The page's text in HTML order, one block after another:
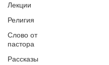
Лекции
Религия
Слово от
пастора
Рассказы